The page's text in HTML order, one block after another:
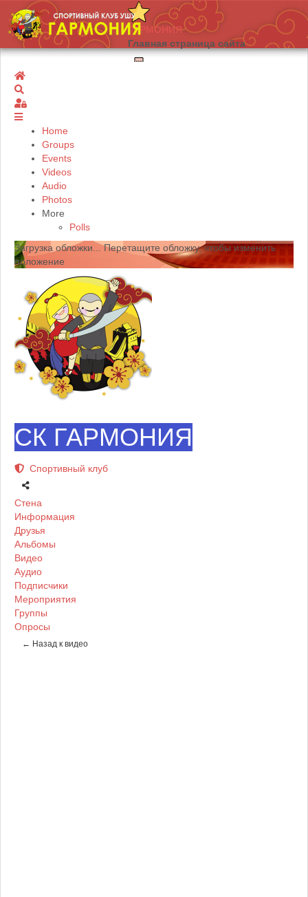
ГАРМОНИЯ
Главная страница сайта
Сборная СК ГАРМОНИЯ
Юные таланты
Сборная СК ГАРМОНИЯ
Расписание
Расписание тренировок
-----------------------------------------------
Home
Sign In
Home
Groups
Events
Videos
Audio
Photos
More
Polls
Загрузка обложки... Перетащите обложку, чтобы изменить
положение
СК ГАРМОНИЯ
Спортивный клуб
Стена
Информация
Друзья
Альбомы
Видео
Аудио
Подписчики
Мероприятия
Группы
Опросы
← Назад к видео